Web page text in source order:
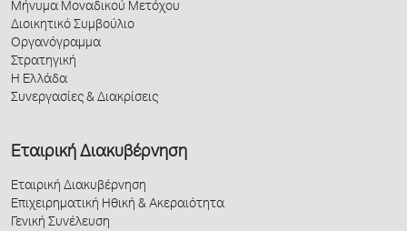
Μήνυμα Μοναδικού Μετόχου
Διοικητικό Συμβούλιο
Οργανόγραμμα
Στρατηγική
Η Ελλάδα
Συνεργασίες & Διακρίσεις
Εταιρική Διακυβέρνηση
Εταιρική Διακυβέρνηση
Επιχειρηματική Ηθική & Ακεραιότητα
Γενική Συνέλευση